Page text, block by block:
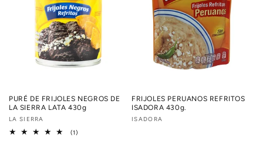
PURÉ DE FRIJOLES NEGROS DE
LA SIERRA LATA 430g
Proveedor:
LA SIERRA
(1)
FRIJOLES PERUANOS REFRITOS
ISADORA 430g.
Proveedor:
ISADORA